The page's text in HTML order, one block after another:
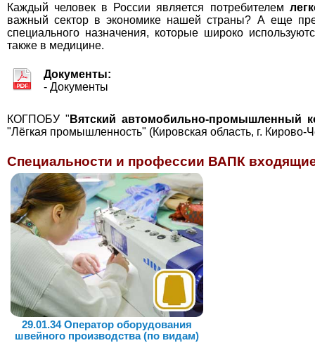
Каждый человек в России является потребителем
важный сектор в экономике нашей страны? А еще
специального назначения, которые широко
также в медицине.
Документы:
- Документы
КОГПОБУ " Вятский автомобильно-промышленный
"Лёгкая промышленность" (Кировская область, г. Кирово-
Специальности и профессии ВАПК
29.01.34 Оператор оборудования
швейного производства (по видам)